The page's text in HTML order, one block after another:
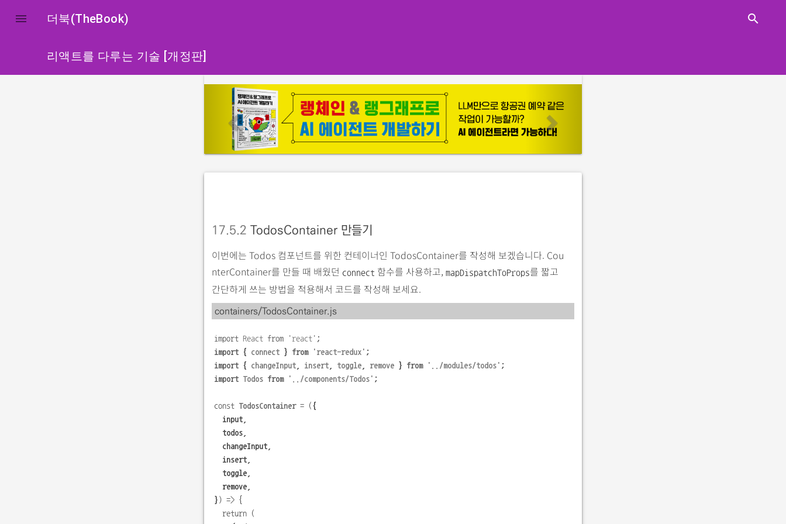
 더북(TheBook) search
리액트를 다루는 기술 [개정판]
p
r
e
v
i
o
e
x
t
17.5.2 TodosContainer 만들기
이번에는 Todos 컴포넌트를 위한 컨테이너인 TodosContainer를 작성해 보겠습니다. Cou
nterContainer를 만들 때 배웠던 connect 함수를 사용하고, mapDispatchToProps를 짧고
간단하게 쓰는 방법을 적용해서 코드를 작성해 보세요.
containers/TodosContainer.js
import React from 'react ' ;
import { connect } from ' react-redux ' ;
import { changeInput insert toggle remove } from ' ../modules/todos ' ;
import Todos from ' ../components/Todos ' ;
const TodosContainer = ( {
input,
todos,
changeInput,
insert,
toggle,
remove,
} ) => {
return (